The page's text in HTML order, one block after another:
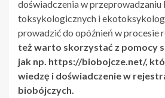
doświadczenia w przeprowadzaniu
toksykologicznych i
prowadzić do opóźnień w procesie
też warto skorzystać z pomocy
jak np. https://biobojcze.net/,
wiedzę i doświadczenie w
biobójczych.